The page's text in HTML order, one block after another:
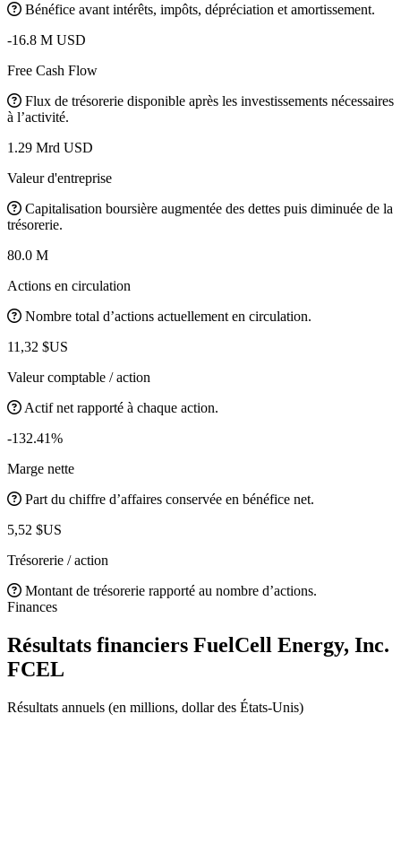
Bénéfice avant intérêts, impôts, dépréciation et amortissement.
-16.8 M USD
Free Cash Flow
Flux de trésorerie disponible après les investissements nécessaires
à l’activité.
1.29 Mrd USD
Valeur d'entreprise
Capitalisation boursière augmentée des dettes puis diminuée de la
trésorerie.
80.0 M
Actions en circulation
Nombre total d’actions actuellement en circulation.
11,32 $US
Valeur comptable / action
Actif net rapporté à chaque action.
-132.41%
Marge nette
Part du chiffre d’affaires conservée en bénéfice net.
5,52 $US
Trésorerie / action
Montant de trésorerie rapporté au nombre d’actions.
Finances
Résultats financiers FuelCell Energy, Inc.
FCEL
Résultats annuels (en millions, dollar des États-Unis)